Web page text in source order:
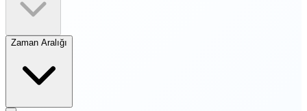
Zaman Aralığı